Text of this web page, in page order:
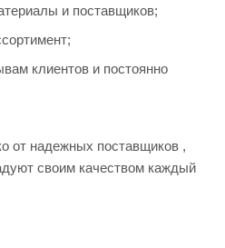
и поставщиков;
клиентов и постоянно
от надежных поставщиков ,
своим качеством каждый